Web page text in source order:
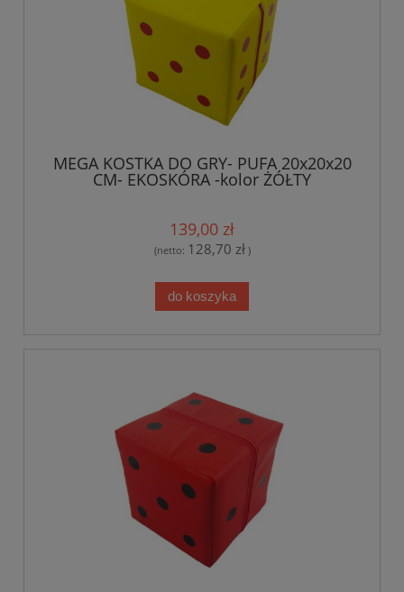
MEGA KOSTKA DO GRY- PUFA 20x20x20
CM- EKOSKÓRA -kolor ŻÓŁTY
139,00 zł
(netto: 128,70 zł)
do koszyka